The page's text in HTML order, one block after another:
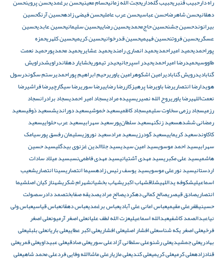
راه دارحبیب قنبریحبیب گله‌داریحجت الله زمانیحسام معینیحسن برغمدیحسن پروینحسن
دهقانیحسن شاهرضاحسن عباسیحسن عرب عاملیحسن فیضی زادهحسین آرنگحسین
بیرانوندحسین جشنحسین حاج‌محمدیحسین رضاییحسین سلیمانیحسین عابدیحسین
عسگریحسین فروتنحسین فهیمیحسین قدرخوانیحسین کریمیحسین کلهریحمزه
پوراحمدیحمید امیراحمدیحمید انصاری رامندیحمید عشایریحمید محمدپورحمید نعمت
طاووسیحمیدرضا امیراحمدیحیدر اسپرجانیحیدر تیموریخشایار دهقاندراویشدراویش
گنابادیدرویش گنابادیرامین اشکوهرامین یاوریرحیم ابراهیم پوراحمدیرستم سگوندرسول
هویدارضا انتصاریرضا باویرضا پرهیزکاررضا رضاییرضا سوریرضا سیگارچیرضا فراشیرضا
نعمت‌اللهیرضا یاوریروح الله نصیریسپیده مرادیسجاد امیر احمدیسجاد برادرانسجاد
رزمیسجاد رزمی سخاوت سلیمیسجاد کاظمیسعید خموشیسعید دوراندیشسعید ذوقیسعید
رمضانی ششدهسعید زنگنهسعید سلطان‌پورسعید سهرابیسعید عرب حلواییسعید
کاکاوندسعید کریماییسعید گودرزیسعید مرادسعید نوروزیسلیمان رفسق پورسیامک
سهرابیسید احمد موسویسید امین سیدیسید جلاالدین غزنوی بیدگلیسید حسین
هاشمیسید علی مکبریسید مهدی آشتیانیسید مهدی فاطمی‌نسبسید میلاد سادات
اردستانیسید نورعلی موسویسید یوسف رئیس زادهسیما انتصاریسینا انتصاریشعیب
اسماعیلیشکوفه یداللهیشلاقشهاب اکبریشهاب بخشیانشهرام شکریشهناز کیان اصلشیما
انتصاریصادق قیصریصالح کمالی دهکردیصالح مرادیصدیقه صفابختصمد دادرسصولت
حسینیظفرعلی مقیمیعباس امانی علی آبادیعباس برغمدیعباس دهقانعباس قیاسیعباس ولی
نیاعبدالصمد کاشفیعبدالله اسماعیلیعزت الله لطف علیانعلی اصغر آرمیونعلی اصغر
فرخیعلی اصغر یکه شناسعلی افشار اصلیعلی افشاریعلی اکبر عطاییعلی باریانعلی بلبلیعلی
بهادریعلی جمشیدیعلی رشنوعلی سلطانی آزادعلی سوریعلی صادقیعلی عبیداویعلی قمریعلی
قنادزادهعلی کرمیعلی کریمیعلی کندیعلی مازیارعلی ماشاالله وفایی فردعلی محمد شاهیعلی